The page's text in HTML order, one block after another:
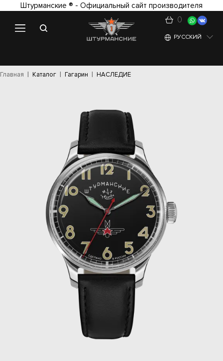
Штурманские ® - Официальный сайт производителя
0
РУССКИЙ
Главная Каталог Гагарин НАСЛЕДИЕ